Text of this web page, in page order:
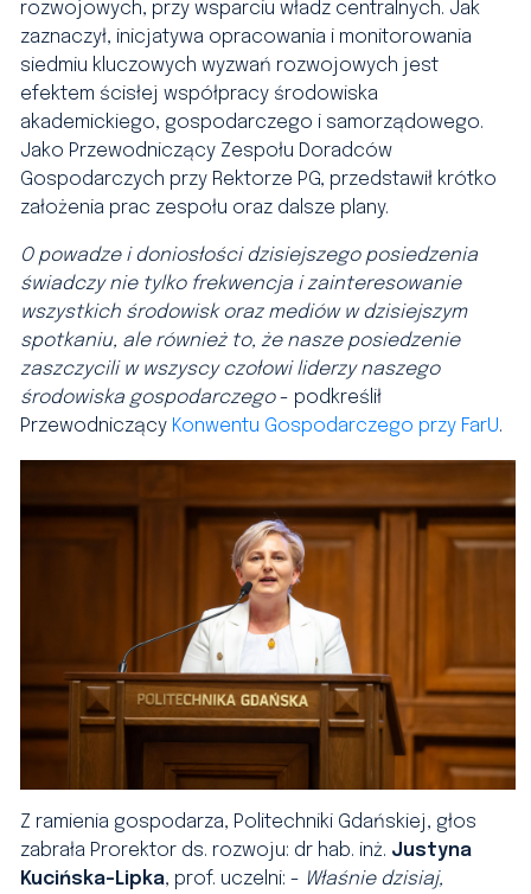
rozwojowych, przy wsparciu władz centralnych. Jak
zaznaczył, inicjatywa opracowania i monitorowania
siedmiu kluczowych wyzwań rozwojowych jest
efektem ścisłej współpracy środowiska
akademickiego, gospodarczego i samorządowego.
Jako Przewodniczący Zespołu Doradców
Gospodarczych przy Rektorze PG, przedstawił krótko
założenia prac zespołu oraz dalsze plany.
O powadze i doniosłości dzisiejszego posiedzenia
świadczy nie tylko frekwencja i zainteresowanie
wszystkich środowisk oraz mediów w dzisiejszym
spotkaniu, ale również to, że nasze posiedzenie
zaszczycili w wszyscy czołowi liderzy naszego
środowiska gospodarczego- podkreślił
Przewodniczący Konwentu Gospodarczego przy FarU.
Z ramienia gospodarza, Politechniki Gdańskiej, głos
zabrała Prorektor ds. rozwoju: dr hab. inż. Justyna
Kucińska-Lipka, prof. uczelni: - Właśnie dzisiaj,